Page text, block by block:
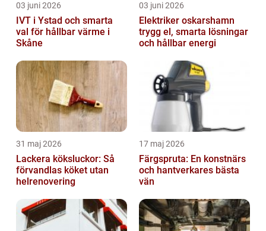
03 juni 2026
IVT i Ystad och smarta
val för hållbar värme i
Skåne
03 juni 2026
Elektriker oskarshamn
trygg el, smarta lösningar
och hållbar energi
31 maj 2026
Lackera köksluckor: Så
förvandlas köket utan
helrenovering
17 maj 2026
Färgspruta: En konstnärs
och hantverkares bästa
vän